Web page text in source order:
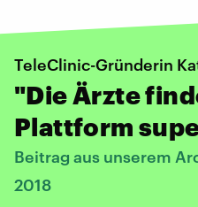
TeleClinic-Gründerin
"Die Ärzte
Plattform
Beitrag aus unserem
2018